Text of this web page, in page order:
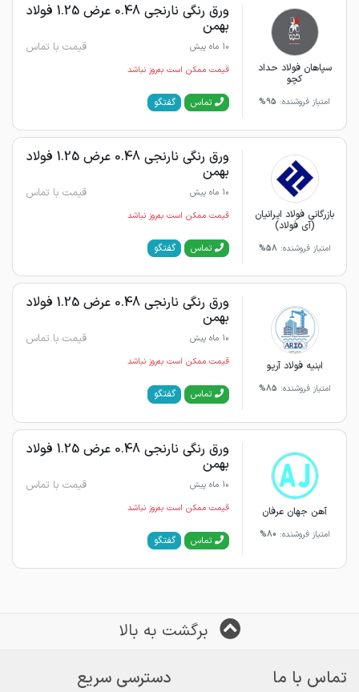
سپاهان فولاد حداد
کچو
امتیاز فروشنده: 95%
ورق رنگی نارنجی 0.48 عرض 1.25 فولاد
بهمن
10 ماه پیش قیمت با تماس
قیمت ممکن است به‌روز نباشد
تماس گفتگو
بازرگانی فولاد ایرانیان
(آی فولاد)
امتیاز فروشنده: 58%
ورق رنگی نارنجی 0.48 عرض 1.25 فولاد
بهمن
10 ماه پیش قیمت با تماس
قیمت ممکن است به‌روز نباشد
تماس گفتگو
ابنیه فولاد آریو
امتیاز فروشنده: 85%
ورق رنگی نارنجی 0.48 عرض 1.25 فولاد
بهمن
10 ماه پیش قیمت با تماس
قیمت ممکن است به‌روز نباشد
تماس گفتگو
آهن جهان عرفان
امتیاز فروشنده: 80%
ورق رنگی نارنجی 0.48 عرض 1.25 فولاد
بهمن
10 ماه پیش قیمت با تماس
قیمت ممکن است به‌روز نباشد
تماس گفتگو
برگشت به بالا
تماس با ما
دسترسی سریع